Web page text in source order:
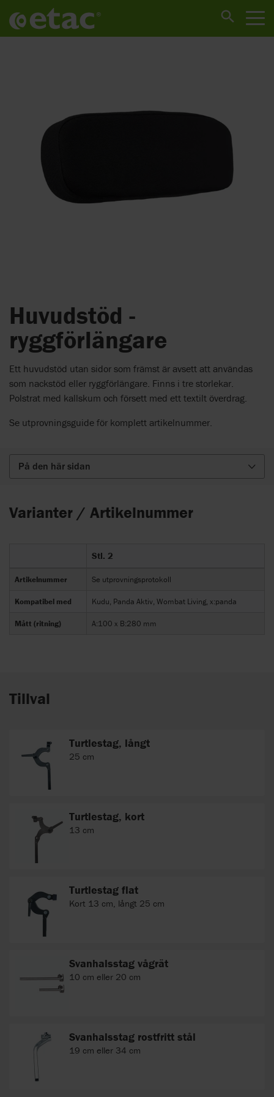
Huvudstöd -
ryggförlängare
Ett huvudstöd utan sidor som främst är avsett att användas
som nackstöd eller ryggförlängare. Finns i tre storlekar.
Polstrat med kallskum och försett med ett textilt överdrag.
Se utprovningsguide för komplett artikelnummer.
På den här sidan
Varianter / Artikelnummer
Stl. 2
Artikelnummer Se utprovningsprotokoll
Kompatibel med Kudu, Panda Aktiv, Wombat Living, x:panda
Mått (ritning) A:100 x B:280 mm
Tillval
Turtlestag, långt
25 cm
Turtlestag, kort
13 cm
Turtlestag flat
Kort 13 cm, långt 25 cm
Svanhalsstag vågrät
10 cm eller 20 cm
Svanhalsstag rostfritt stål
19 cm eller 34 cm